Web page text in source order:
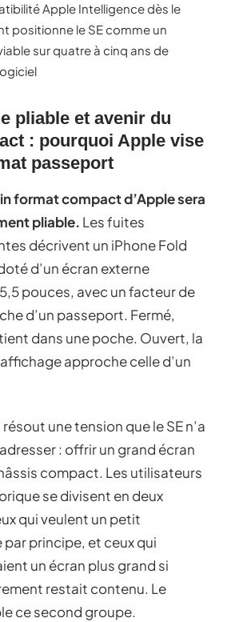
Apple Intelligence dès le
positionne le SE comme un
sur quatre à cinq ans de
pliable et avenir du
: pourquoi Apple vise
passeport
format compact d’Apple sera
pliable. Les fuites
décrivent un iPhone Fold
d’un écran externe
pouces, avec un facteur de
d’un passeport. Fermé,
dans une poche. Ouvert, la
approche celle d’un
une tension que le SE n’a
: offrir un grand écran
compact. Les utilisateurs
se divisent en deux
qui veulent un petit
principe, et ceux qui
un écran plus grand si
restait contenu. Le
ce second groupe.